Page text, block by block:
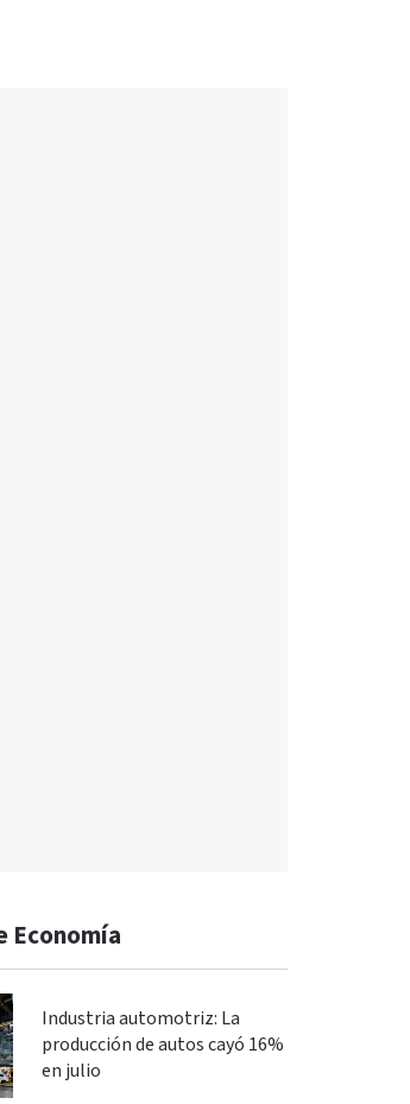
Economía
Industria automotriz: La
producción de autos cayó 16%
en julio